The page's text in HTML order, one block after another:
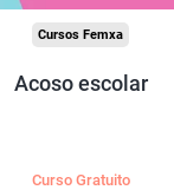
Cursos Femxa
Acoso escolar
Curso Gratuito